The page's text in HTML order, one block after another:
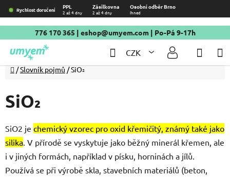
Přejít
na
obsah
Rychlost doručení PPL Zásilkovna Osobní odběr Brno
2 až 4 dny 2 až 4 dny Ihned
776 170 365 | eshop@umyem.com| Po-Pá 9-17h
CZK
Hledat
Domů
/Slovník pojmů /SiO₂
SiO₂
SiO2 je chemický vzorec pro oxid křemičitý, známý také jako
silika. V přírodě se vyskytuje jako běžný minerál křemen, ale
i v jiných formách, například v písku, horninách a jílů.
Používá se při výrobě skla, stavebních materiálů (beton,